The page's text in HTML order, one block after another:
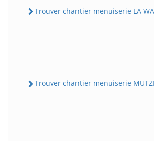
Trouver chantier menuiserie LA
Trouver chantier menuiserie